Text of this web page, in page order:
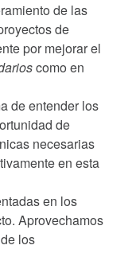
de las
de
por mejorar el
como en
de entender los
de
necesarias
en esta
en los
Aprovechamos
los